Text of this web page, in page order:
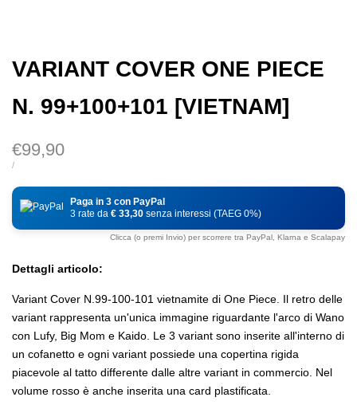
VARIANT COVER ONE PIECE
N. 99+100+101 [VIETNAM]
Prezzo
di
vendita
€99,90
PREZZO
UNITÀ
/PER
Paga in 3 con PayPal
3 rate da € 33,30 senza interessi (TAEG 0%)
Clicca (o premi Invio) per scorrere tra PayPal, Klarna e Scalapay
Dettagli articolo:
Variant Cover N.99-100-101 vietnamite di One Piece. Il retro delle
variant rappresenta un'unica immagine riguardante l'arco di Wano
con Lufy, Big Mom e Kaido. Le 3 variant sono inserite all'interno di
un cofanetto e ogni variant possiede una copertina rigida
piacevole al tatto differente dalle altre variant in commercio. Nel
volume rosso è anche inserita una card plastificata.